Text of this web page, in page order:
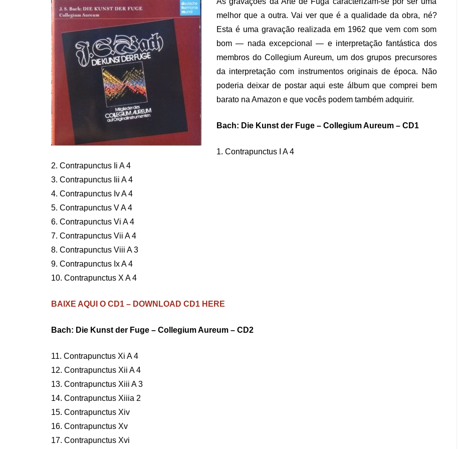
melhor que a outra. Vai ver que é a qualidade da obra, né?
Esta é uma gravação realizada em 1962 que vem com som
bom — nada excepcional — e interpretação fantástica dos
membros do Collegium Aureum, um dos grupos precursores
da interpretação com instrumentos originais de época. Não
poderia deixar de postar aqui este álbum que comprei bem
barato na Amazon e que vocês podem também adquirir.
Bach: Die Kunst der Fuge – Collegium Aureum – CD1
1. Contrapunctus I A 4
2. Contrapunctus Ii A 4
3. Contrapunctus Iii A 4
4. Contrapunctus Iv A 4
5. Contrapunctus V A 4
6. Contrapunctus Vi A 4
7. Contrapunctus Vii A 4
8. Contrapunctus Viii A 3
9. Contrapunctus Ix A 4
10. Contrapunctus X A 4
BAIXE AQUI O CD1 – DOWNLOAD CD1 HERE
Bach: Die Kunst der Fuge – Collegium Aureum – CD2
11. Contrapunctus Xi A 4
12. Contrapunctus Xii A 4
13. Contrapunctus Xiii A 3
14. Contrapunctus Xiiia 2
15. Contrapunctus Xiv
16. Contrapunctus Xv
17. Contrapunctus Xvi